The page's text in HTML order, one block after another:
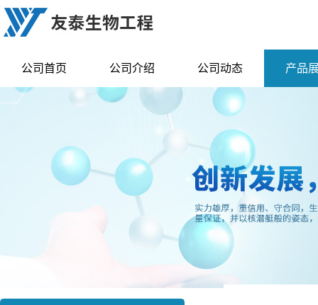
公司首页 公司介绍 公司动态 产品